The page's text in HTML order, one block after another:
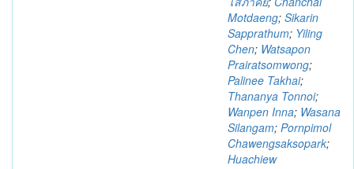
Motdaeng; Sikarin
Sapprathum; Yiling
Chen; Watsapon
Prairatsomwong;
Palinee Takhai;
Thananya Tonnoi;
Wanpen Inna; Wasana
Silangam; Pornpimol
Chawengsaksopark;
Huachiew